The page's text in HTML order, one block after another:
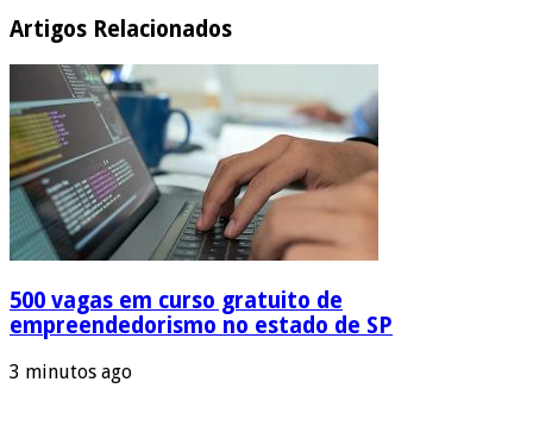
Artigos Relacionados
500 vagas em curso gratuito de
empreendedorismo no estado de SP
3 minutos ago